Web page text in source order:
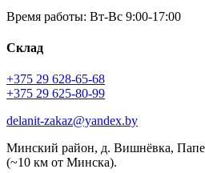
Время работы: Вт-Вс 9:00-17:00
Склад
+375 29 628-65-68
+375 29 625-80-99
delanit-zakaz@yandex.by
Минский район, д. Вишнёвка,
(~10 км от Минска).